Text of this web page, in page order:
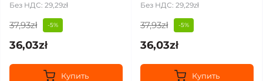
Без НДС: 29,29zł
37,93zł -5%
36,03zł
Купить
Без НДС: 29,29zł
37,93zł -5%
36,03zł
Купить